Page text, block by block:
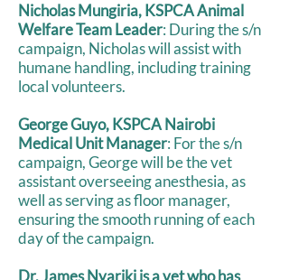
Nicholas Mungiria, KSPCA Animal
Welfare Team Leader: During the s/n
campaign, Nicholas will assist with
humane handling, including training
local volunteers.
George Guyo, KSPCA Nairobi
Medical Unit Manager: For the s/n
campaign, George will be the vet
assistant overseeing anesthesia, as
well as serving as floor manager,
ensuring the smooth running of each
day of the campaign.
Dr. James Nyariki is a vet who has